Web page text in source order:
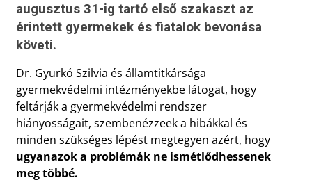
augusztus 31-ig tartó első szakaszt az
érintett gyermekek és fiatalok bevonása
követi.
Dr. Gyurkó Szilvia és államtitkársága
gyermekvédelmi intézményekbe látogat, hogy
feltárják a gyermekvédelmi rendszer
hiányosságait, szembenézzeek a hibákkal és
minden szükséges lépést megtegyen azért, hogy
ugyanazok a problémák ne ismétlődhessenek
meg többé.